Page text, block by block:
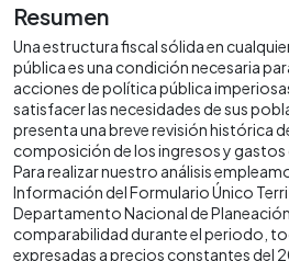
Resumen
Una estructura fiscal sólida en
pública es una condición necesaria
acciones de política pública
satisfacer las necesidades de sus
presenta una breve revisión histórica
composición de los ingresos y gastos
Para realizar nuestro análisis
Información del Formulario Único
Departamento Nacional de Planeación
comparabilidad durante el periodo,
expresadas a precios constantes del